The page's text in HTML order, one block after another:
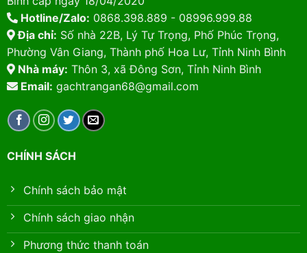
Hotline/Zalo: 0868.398.889 - 08996.999.88
Địa chỉ: Số nhà 22B, Lý Tự Trọng, Phố Phúc Trọng,
Phường Vân Giang, Thành phố Hoa Lư, Tỉnh Ninh Bình
Nhà máy: Thôn 3, xã Đông Sơn, Tỉnh Ninh Bình
Email: gachtrangan68@gmail.com
CHÍNH SÁCH
Chính sách bảo mật
Chính sách giao nhận
Phương thức thanh toán